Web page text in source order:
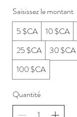
Saisissez le montant
5 $CA
10 $CA
25 $CA
30 $CA
100 $CA
Quantité